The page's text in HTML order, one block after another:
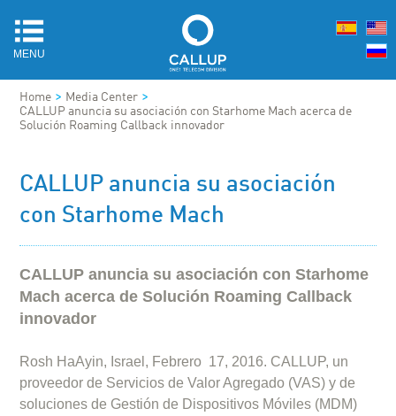
MENU
Home > Media Center >
CALLUP anuncia su asociación con Starhome Mach acerca de
Solución Roaming Callback innovador
CALLUP anuncia su asociación
con Starhome Mach
CALLUP anuncia su asociación con Starhome
Mach acerca de Solución Roaming Callback
innovador
Rosh HaAyin, Israel, Febrero 17, 2016. CALLUP, un
proveedor de Servicios de Valor Agregado (VAS) y de
soluciones de Gestión de Dispositivos Móviles (MDM)